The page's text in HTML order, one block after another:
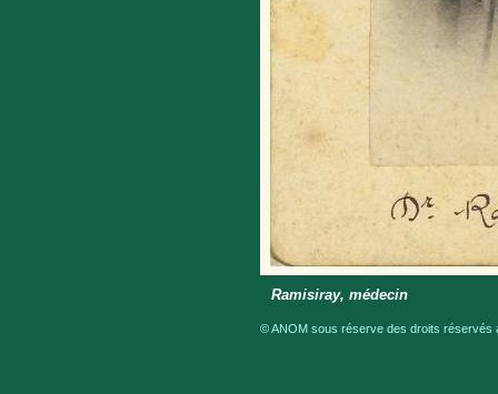
Ramisiray, médecin
© ANOM sous réserve des droits réservés